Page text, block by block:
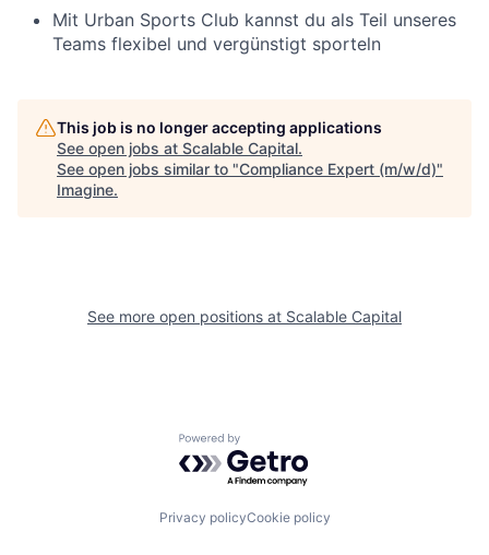
Mit Urban Sports Club kannst du als Teil unseres
Teams flexibel und vergünstigt sporteln
This job is no longer accepting applications
See open jobs at Scalable Capital.
See open jobs similar to "Compliance Expert (m/w/d)"
Imagine.
See more open positions at Scalable Capital
Powered by Getro.com
Privacy policyCookie policy